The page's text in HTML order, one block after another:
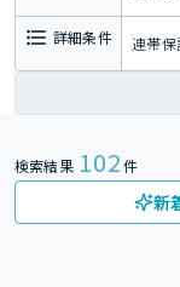
詳細条件 連帯
検索結果 102件
新